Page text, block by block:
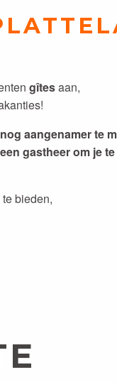
gîtesaan,
aangenamer te
een gastheer om je
te bieden,